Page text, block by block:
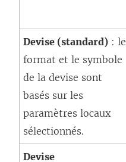
Devise (standard) : le
format et le symbole
de la devise sont
basés sur les
paramètres locaux
sélectionnés.
Devise